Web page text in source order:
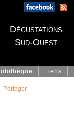
Dégustations
Sud-Ouest
Liens
Partager